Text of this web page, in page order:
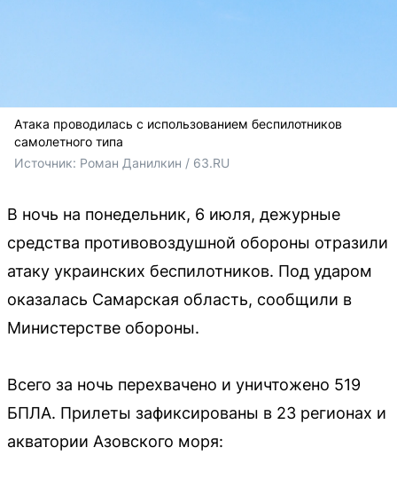
Атака проводилась с использованием беспилотников
самолетного типа
Источник: Роман Данилкин / 63.RU
В ночь на понедельник, 6 июля, дежурные
средства противовоздушной обороны отразили
атаку украинских беспилотников. Под ударом
оказалась Самарская область, сообщили в
Министерстве обороны.
Всего за ночь перехвачено и уничтожено 519
БПЛА. Прилеты зафиксированы в 23 регионах и
акватории Азовского моря: